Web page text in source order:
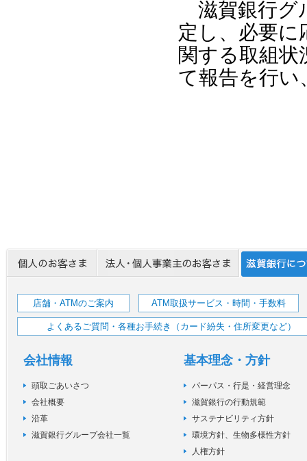
滋賀銀行グ
定し、必要に
関する取組
て報告を行い
店舗・ATMのご案内 ATM取扱サービス・時間・手数料
よくあるご質問・各種お手続き（カード紛失・住所変更など）
会社情報
頭取ごあいさつ
会社概要
沿革
滋賀銀行グループ会社一覧
基本理念・方針
パーパス・行是・経営理念
滋賀銀行の行動規範
サステナビリティ方針
環境方針、生物多様性方針
人権方針